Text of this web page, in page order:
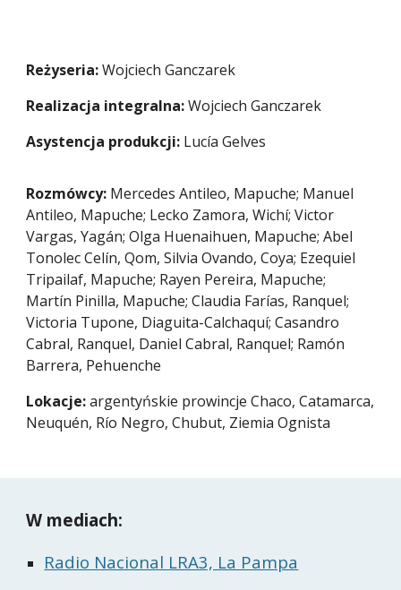
Reżyseria:Wojciech Ganczarek
Realizacja integralna:Wojciech Ganczarek
Asystencja produkcji: Lucía Gelves
Rozmówcy: Mercedes Antileo, Mapuche; Manuel
Antileo, Mapuche; Lecko Zamora, Wichí; Victor
Vargas, Yagán; Olga Huenaihuen, Mapuche; Abel
Tonolec Celín, Qom, Silvia Ovando, Coya; Ezequiel
Tripailaf, Mapuche; Rayen Pereira, Mapuche;
Martín Pinilla, Mapuche; Claudia Farías, Ranquel;
Victoria Tupone, Diaguita-Calchaquí; Casandro
Cabral, Ranquel, Daniel Cabral, Ranquel; Ramón
Barrera, Pehuenche
Lokacje: argentyńskie prowincje Chaco, Catamarca,
Neuquén, Río Negro, Chubut, Ziemia Ognista
W mediach:
Radio Nacional LRA3, La Pampa